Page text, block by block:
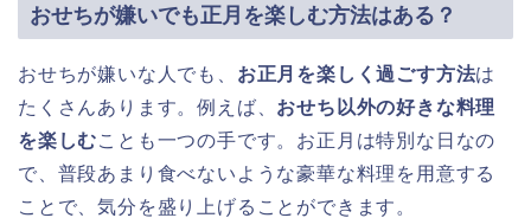
おせちが嫌いでも正月を楽しむ方法はある？
おせちが嫌いな人でも、 お正月を楽しく過ごす方法は
たくさんあります。例えば、 おせち以外の好きな料理
を楽しむことも一つの手です。お正月は特別な日なの
で、普段あまり食べないような豪華な料理を用意する
ことで、気分を盛り上げることができます。